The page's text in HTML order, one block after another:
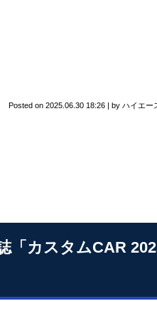
Posted on 2025.06.30 18:26 | by ハイエー
「カスタムCAR